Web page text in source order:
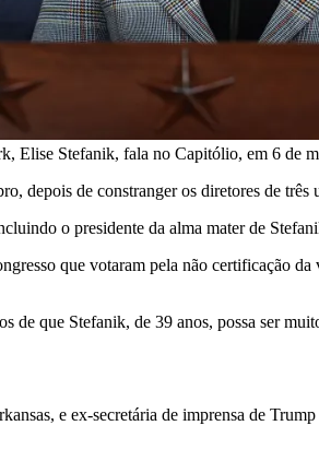
Elise Stefanik, fala no Capitólio, em 6 de
depois de constranger os diretores de
o presidente da alma mater de
que votaram pela não certificação
de que Stefanik, de 39 anos, possa ser
e ex-secretária de imprensa de